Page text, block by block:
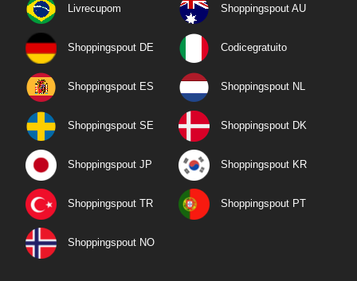
Livrecupom Shoppingspout AU
Shoppingspout DE Codicegratuito
Shoppingspout ES Shoppingspout NL
Shoppingspout SE Shoppingspout DK
Shoppingspout JP Shoppingspout KR
Shoppingspout TR Shoppingspout PT
Shoppingspout NO